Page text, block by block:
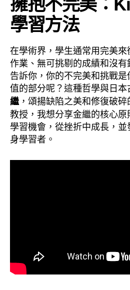
學習方法
在學術界，學生通常用完美
作業、無可挑剔的成績和沒
告訴你，你的不完美和挑戰
值的部分呢？這種哲學與日
繼 ，頌揚缺陷之美和修復破
教授，我想分享金繼的核心
學習機會，從挫折中成長，
身學習者。